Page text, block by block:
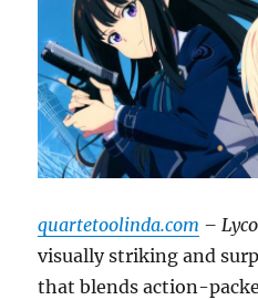
quartetoolinda.com –
visually striking and
that blends action-